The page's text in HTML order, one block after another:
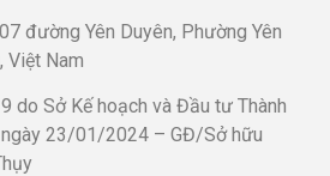
đường Yên Duyên, Phường Yên
Việt Nam
do Sở Kế hoạch và Đầu tư Thành
23/01/2024 – GĐ/Sở hữu